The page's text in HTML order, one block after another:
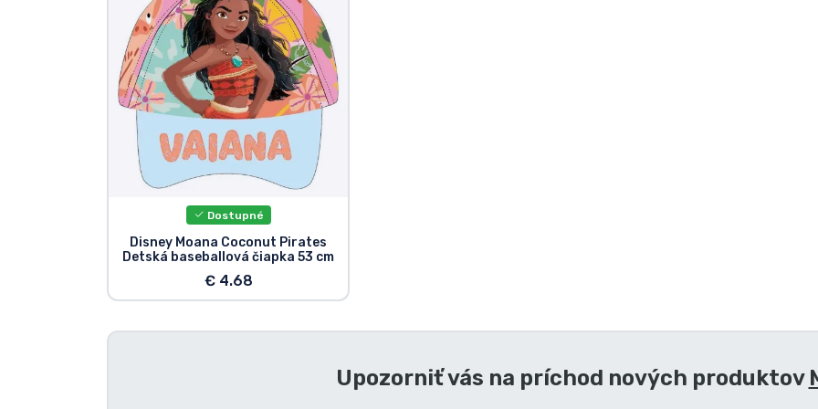
Dostupné
Disney Moana Coconut Pirates
Detská baseballová čiapka 53 cm
€ 4.68
Upozorniť vás na príchod nových produktov
Zoradiť podľa série
Zoradiť podľa filmov
Zoradiť podľa karikatúry
Zoradiť podľa Anime
Zoradiť podľa hier
Zoradiť podľa športu
Zoradiť podľa hudby